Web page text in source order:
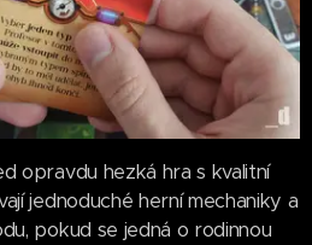
opravdu hezká hra s kvalitní
jednoduché herní mechaniky a
pokud se jedná o rodinnou